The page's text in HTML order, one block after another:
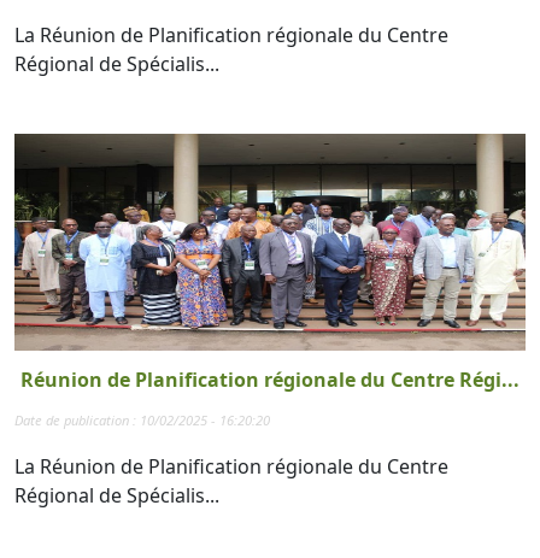
La Réunion de Planification régionale du Centre
Régional de Spécialis...
Réunion de Planification régionale du Centre Régi...
Date de publication : 10/02/2025 - 16:20:20
La Réunion de Planification régionale du Centre
Régional de Spécialis...